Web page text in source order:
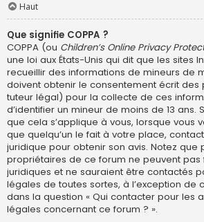
Haut
Que signifie COPPA ?
COPPA (ou Children’s Online Privacy
une loi aux États-Unis qui dit que les sites
recueillir des informations de mineurs de
doivent obtenir le consentement écrit des
tuteur légal) pour la collecte de ces
d’identifier un mineur de moins de 13 ans.
que cela s’applique à vous, lorsque vous
que quelqu’un le fait à votre place,
juridique pour obtenir son avis. Notez que
propriétaires de ce forum ne peuvent pas
juridiques et ne sauraient être contactés
légales de toutes sortes, à l’exception de
dans la question « Qui contacter pour les
légales concernant ce forum ? ».